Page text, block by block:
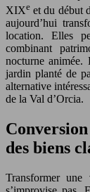
XIXe et du début
aujourd’hui
location. Elles
combinant
nocturne
jardin planté de
alternative
de la Val d’Orcia.
des biens
Transformer une